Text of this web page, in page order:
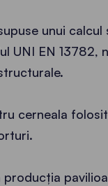
unui
UNI EN 13782,
cerneala